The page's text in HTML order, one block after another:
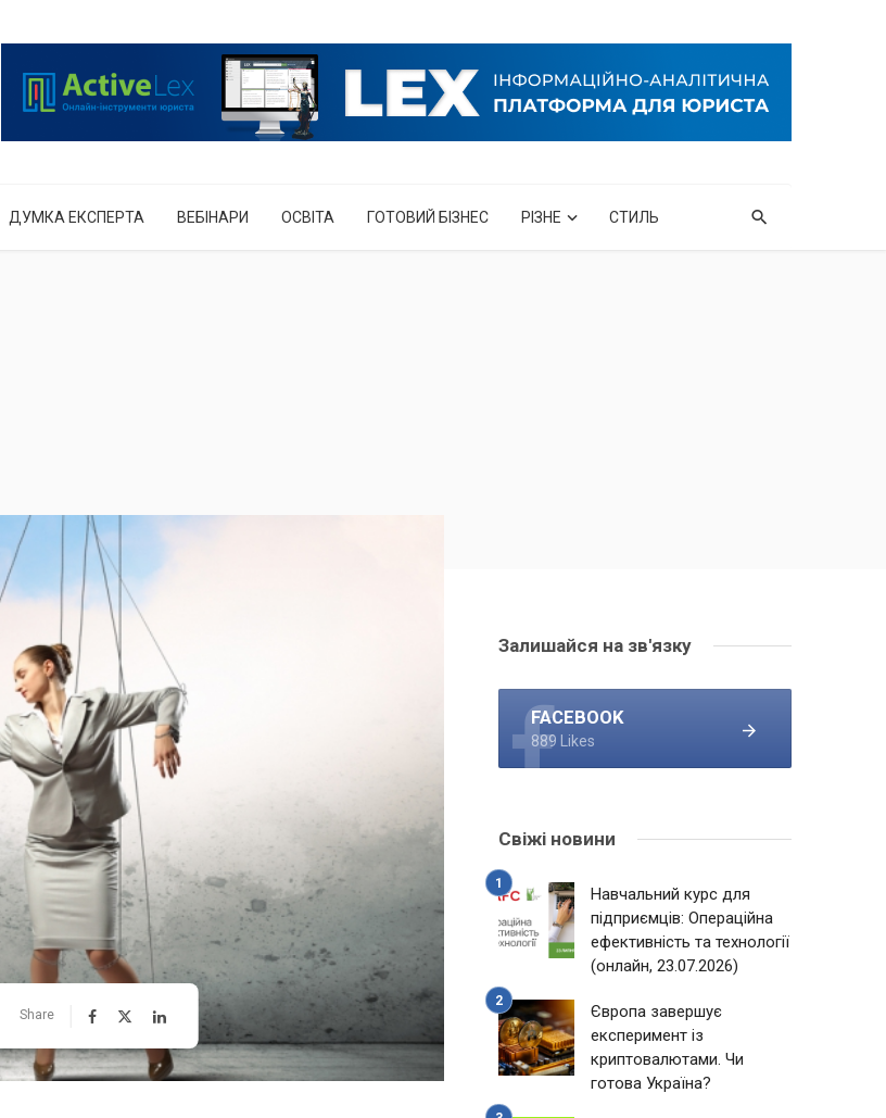
ДУМКА ЕКСПЕРТА ВЕБІНАРИ ОСВІТА ГОТОВИЙ БІЗНЕС РІЗНЕ СТИЛЬ
Share
Залишайся на зв'язку
FACEBOOK
889 Likes
Свіжі новини
Навчальний курс для
підприємців: Операційна
ефективність та технології
(онлайн, 23.07.2026)
Європа завершує
експеримент із
криптовалютами. Чи
готова Україна?